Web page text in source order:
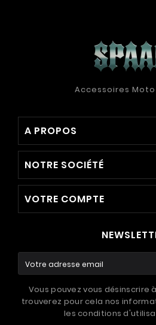
Accessoires
A PROPOS
NOTRE SOCIÉTÉ
VOTRE COMPTE
Vous pouvez vous désinscrire
trouverez pour cela nos
les conditions